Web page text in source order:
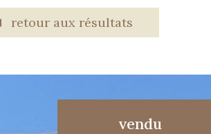
retour aux résultats
vendu